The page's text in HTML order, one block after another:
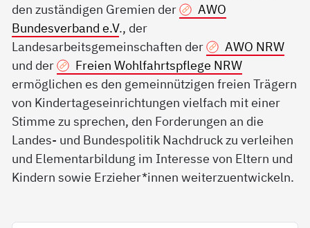
den zuständigen Gremien der
AWO
Bundesverband e.V., der
Landesarbeitsgemeinschaften der
AWO NRW
und der
Freien Wohlfahrtspflege NRW
ermöglichen es den gemeinnützigen freien Trägern
von Kindertageseinrichtungen vielfach mit einer
Stimme zu sprechen, den Forderungen an die
Landes- und Bundespolitik Nachdruck zu verleihen
und Elementarbildung im Interesse von Eltern und
Kindern sowie Erzieher*innen weiterzuentwickeln.